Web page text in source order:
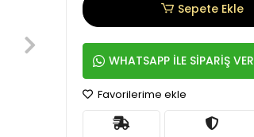
Sepete Ekle
WHATSAPP İLE SİPARİŞ VER
Favorilerime ekle